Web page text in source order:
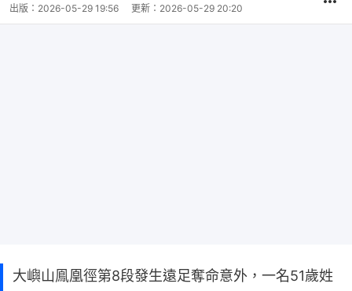
出版： 2026-05-29 19:56 更新： 2026-05-29 20:20
大嶼山鳯凰徑第8段發生遠足奪命意外，一名51歲姓